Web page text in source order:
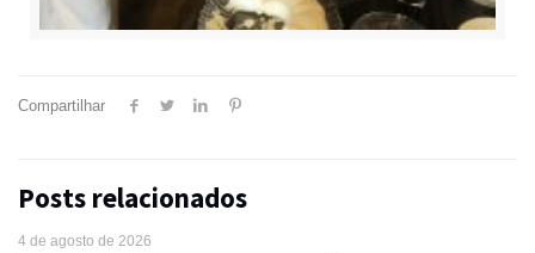
Compartilhar
Posts relacionados
4 de agosto de 2026